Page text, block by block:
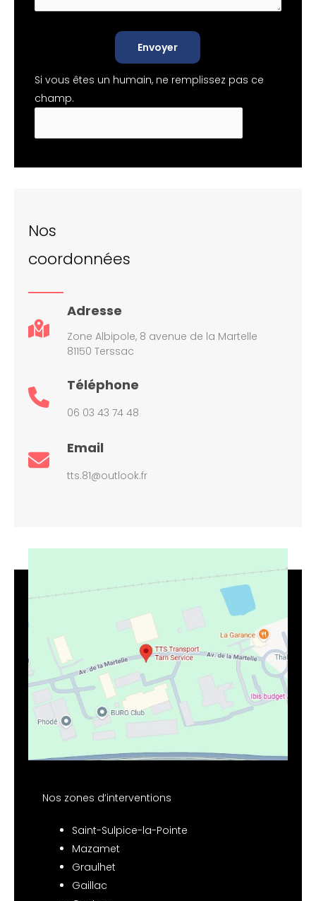
Envoyer
Si vous êtes un humain, ne remplissez pas ce
champ.
Nos
coordonnées
Adresse
Zone Albipole, 8 avenue de la Martelle
81150 Terssac
Téléphone
06 03 43 74 48
Email
tts.81@outlook.fr
Nos zones d’interventions
Saint-Sulpice-la-Pointe
Mazamet
Graulhet
Gaillac